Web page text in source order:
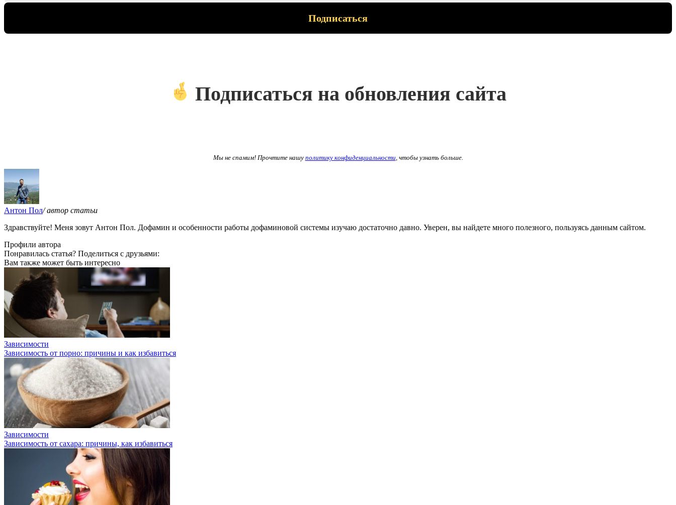
Подписаться на обновления сайта
Мы не спамим! Прочтите нашу политику конфиденциальности , чтобы узнать больше.
Антон Пол/ автор статьи
Здравствуйте! Меня зовут Антон Пол. Дофамин и особенности работы дофаминовой системы изучаю достаточно давно. Уверен, вы найдете много полезного, пользуясь данным сайтом.
Профили автора
Понравилась статья? Поделиться с друзьями:
Вам также может быть интересно
Зависимости
Зависимость от порно: причины и как избавиться
Зависимости
Зависимость от сахара: причины, как избавиться